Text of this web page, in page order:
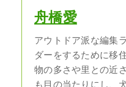
舟橋愛
アウトドア派な編集
ダーをするために移
物の多さや里との近
も目の当たりにし、